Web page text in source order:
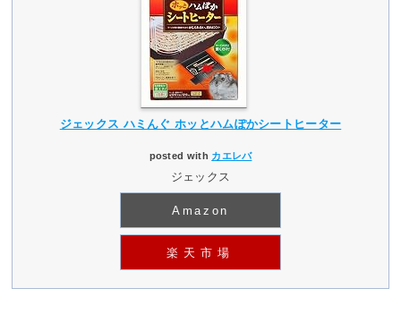
ジェックス ハミんぐ ホッとハムぽかシートヒーター
posted with カエレバ
ジェックス
Amazon
楽天市場